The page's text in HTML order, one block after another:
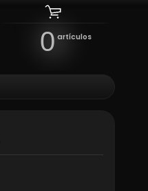
0 artículos